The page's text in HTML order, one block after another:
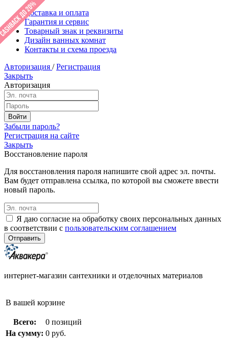
Доставка и оплата
Гарантия и сервис
Товарный знак и реквизиты
Дизайн ванных комнат
Контакты и схема проезда
Авторизация / Регистрация
Закрыть
Авторизация
Забыли пароль?
Регистрация на сайте
Закрыть
Восстановление пароля
Для восстановления пароля напишите свой адрес эл. почты.
Вам будет отправлена ссылка, по которой вы сможете ввести
новый пароль.
Я даю согласие на обработку своих персональных данных
в соответствии с пользовательским соглашением
интернет-магазин сантехники и отделочных материалов
В вашей корзине
Всего:
0 позиций
На сумму: 0 руб.